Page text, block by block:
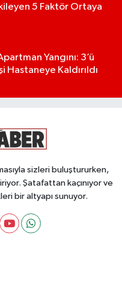
5 Faktör Ortaya
Yangını: 3’ü
Hastaneye Kaldırıldı
sizleri buluştururken,
Şatafattan kaçınıyor ve
bir altyapı sunuyor.